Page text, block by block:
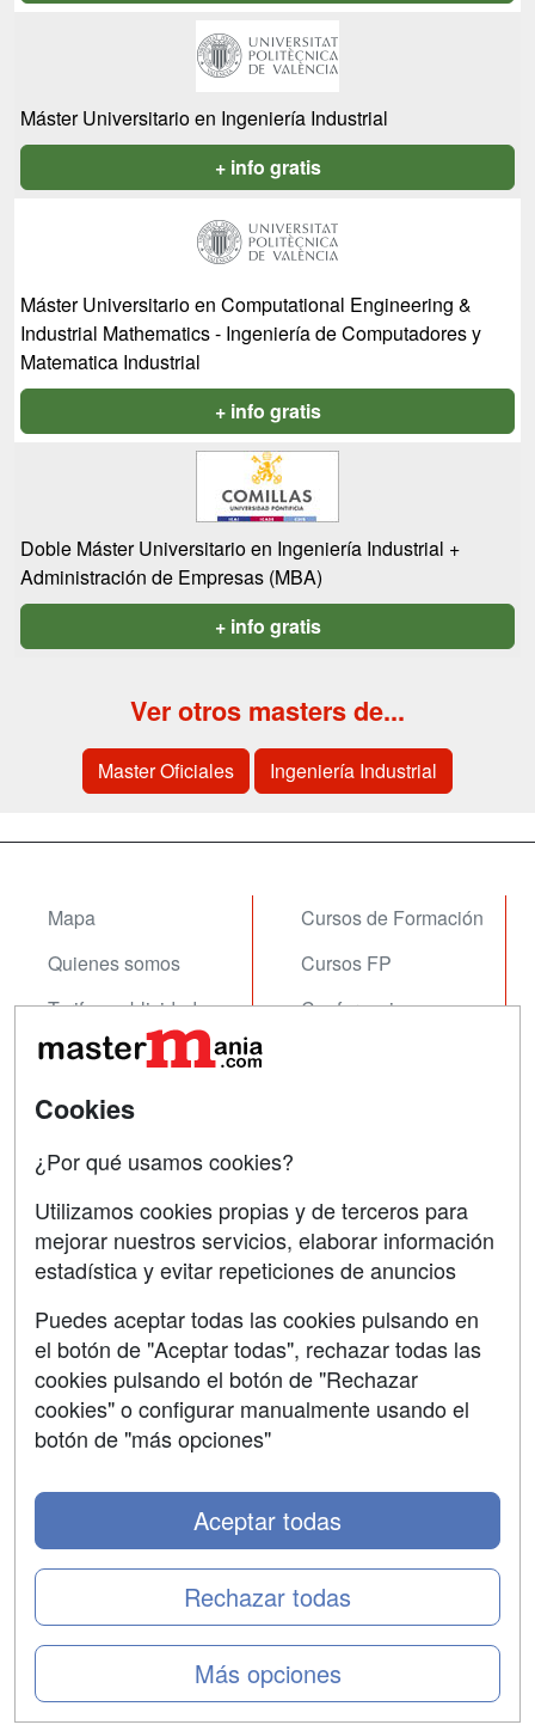
Máster Universitario en Ingeniería Industrial
+ info gratis
Máster Universitario en Computational Engineering &
Industrial Mathematics - Ingeniería de Computadores y
Matematica Industrial
+ info gratis
Doble Máster Universitario en Ingeniería Industrial +
Administración de Empresas (MBA)
+ info gratis
Ver otros masters de...
Master Oficiales Ingeniería Industrial
Mapa
Quienes somos
Tarifas publicidad
Acceso Usuarios
Acceso Centros
Cursos de Formación
Cursos FP
Conferencias
Contactar
Confidencialidad
Aviso legal
Copyleft
Cookies
¿Por qué usamos cookies?
Utilizamos cookies propias y de terceros para
mejorar nuestros servicios, elaborar información
estadística y evitar repeticiones de anuncios
Puedes aceptar todas las cookies pulsando en
el botón de "Aceptar todas", rechazar todas las
cookies pulsando el botón de "Rechazar
cookies" o configurar manualmente usando el
botón de "más opciones"
Más opciones
Rechazar todas
Aceptar todas